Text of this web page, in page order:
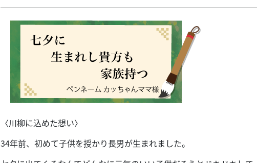
〈川柳に込めた想い〉
34年前、初めて子供を授かり長男が生まれました。